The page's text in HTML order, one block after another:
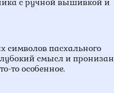
с ручной вышивкой и
символов пасхального
смысл и пронизан
то особенное.